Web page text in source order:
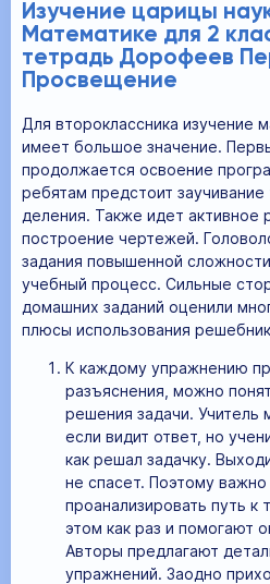
Изучение царицы
Математике для 2
тетрадь Дорофеев
Просвещение
Для второклассника изучение
имеет большое значение.
продолжается освоение
ребятам предстоит
деления. Также идет активное
построение чертежей.
задания повышенной
учебный процесс. Сильные
домашних заданий оценили
плюсы использования
К каждому упражнению
разъяснения, можно
решения задачи. Учитель
если видит ответ, но
как решал задачку.
не спасет. Поэтому важно
проанализировать путь
этом как раз и помогают
Авторы предлагают
упражнений. Заодно